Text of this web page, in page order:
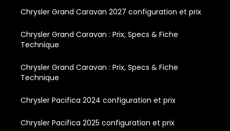
Chrysler Grand Caravan 2027 configuration et prix
Chrysler Grand Caravan : Prix, Specs & Fiche
Technique
Chrysler Grand Caravan : Prix, Specs & Fiche
Technique
Chrysler Pacifica 2024 configuration et prix
Chrysler Pacifica 2025 configuration et prix